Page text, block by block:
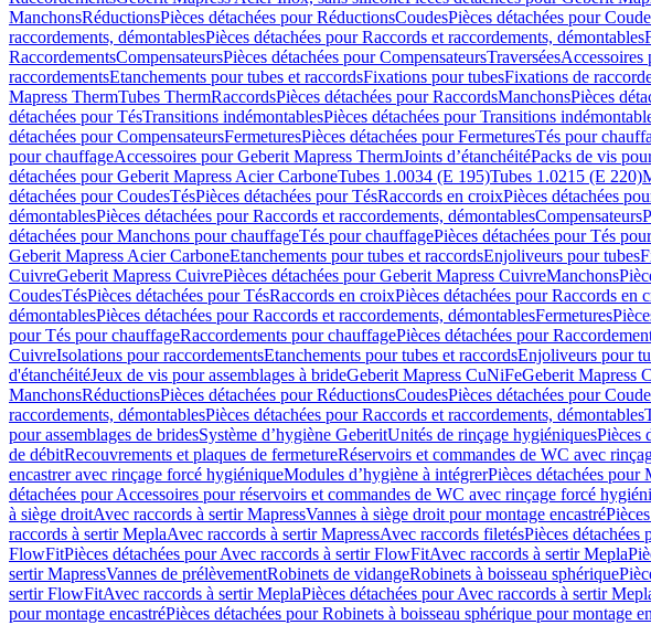
ManchonsRéductionsPièces détachées pour RéductionsCoudesPièces détachées pour
raccordements, démontablesPièces détachées pour Raccords et raccordements, démontables
RaccordementsCompensateursPièces détachées pour CompensateursTraversées
raccordementsEtanchements pour tubes et raccordsFixations pour tubesFixations de
Mapress ThermTubes ThermRaccordsPièces détachées pour RaccordsManchonsPièces
détachées pour TésTransitions indémontablesPièces détachées pour Transitions
détachées pour CompensateursFermeturesPièces détachées pour FermeturesTés pour
pour chauffageAccessoires pour Geberit Mapress ThermJoints d’étanchéitéPacks de vis
détachées pour Geberit Mapress Acier CarboneTubes 1.0034 (E 195)Tubes 1.0215 (E 220)
détachées pour CoudesTésPièces détachées pour TésRaccords en croixPièces détachées
démontablesPièces détachées pour Raccords et raccordements, démontablesCompensateurs
détachées pour Manchons pour chauffageTés pour chauffagePièces détachées pour Tés
Geberit Mapress Acier CarboneEtanchements pour tubes et raccordsEnjoliveurs pour tubes
CuivreGeberit Mapress CuivrePièces détachées pour Geberit Mapress CuivreManchons
CoudesTésPièces détachées pour TésRaccords en croixPièces détachées pour Raccords en
démontablesPièces détachées pour Raccords et raccordements, démontablesFermetures
pour Tés pour chauffageRaccordements pour chauffagePièces détachées pour
CuivreIsolations pour raccordementsEtanchements pour tubes et raccordsEnjoliveurs pour
d'étanchéitéJeux de vis pour assemblages à brideGeberit Mapress CuNiFeGeberit Mapress
ManchonsRéductionsPièces détachées pour RéductionsCoudesPièces détachées pour
raccordements, démontablesPièces détachées pour Raccords et raccordements, démontables
pour assemblages de bridesSystème d’hygiène GeberitUnités de rinçage hygiéniquesPièces
de débitRecouvrements et plaques de fermetureRéservoirs et commandes de WC avec
encastrer avec rinçage forcé hygiéniqueModules d’hygiène à intégrerPièces détachées pour
détachées pour Accessoires pour réservoirs et commandes de WC avec rinçage forcé
à siège droitAvec raccords à sertir MapressVannes à siège droit pour montage encastré
raccords à sertir MeplaAvec raccords à sertir MapressAvec raccords filetésPièces détachées
FlowFitPièces détachées pour Avec raccords à sertir FlowFitAvec raccords à sertir Mepla
sertir MapressVannes de prélèvementRobinets de vidangeRobinets à boisseau sphérique
sertir FlowFitAvec raccords à sertir MeplaPièces détachées pour Avec raccords à sertir
pour montage encastréPièces détachées pour Robinets à boisseau sphérique pour montage